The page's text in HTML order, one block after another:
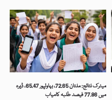
میٹرک نتائج: ملتان 72.65، بہاولپور 65.47، ڈیرہ
میں 77.86 فیصد طلبہ کامیاب